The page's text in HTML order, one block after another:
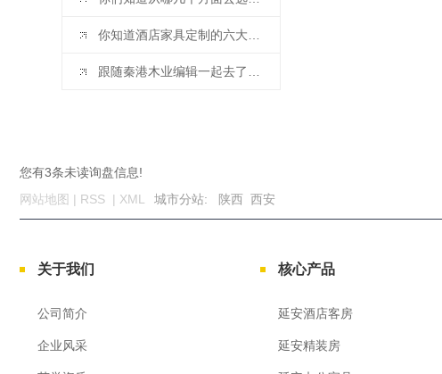
你知道酒店家具定制的六大原则吗？**小编带你去了解！
跟随秦港木业编辑一起去了解下银行办公家具绿色环保趋势吧
您有3条未读询盘信息!
网站地图 | RSS | XML 城市分站: 陕西 西安
关于我们
公司简介
企业风采
核心产品
延安酒店客房
延安精装房